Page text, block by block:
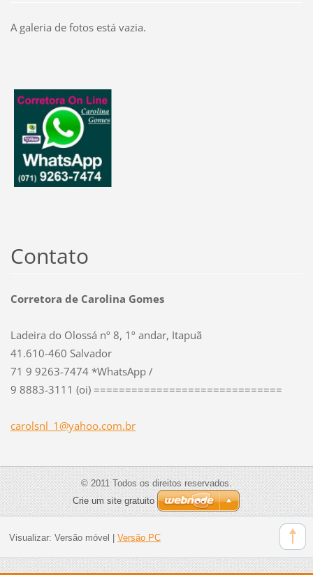
A galeria de fotos está vazia.
Contato
Corretora de Carolina Gomes
Ladeira do Olossá nº 8, 1º andar, Itapuã
41.610-460 Salvador
71 9 9263-7474 *WhatsApp /
9 8883-3111 (oi) ==============================
carolsnl _1@yahoo.com.br
© 2011 Todos os direitos reservados.
Crie um site gratuito
Visualizar: Versão móvel | Versão PC